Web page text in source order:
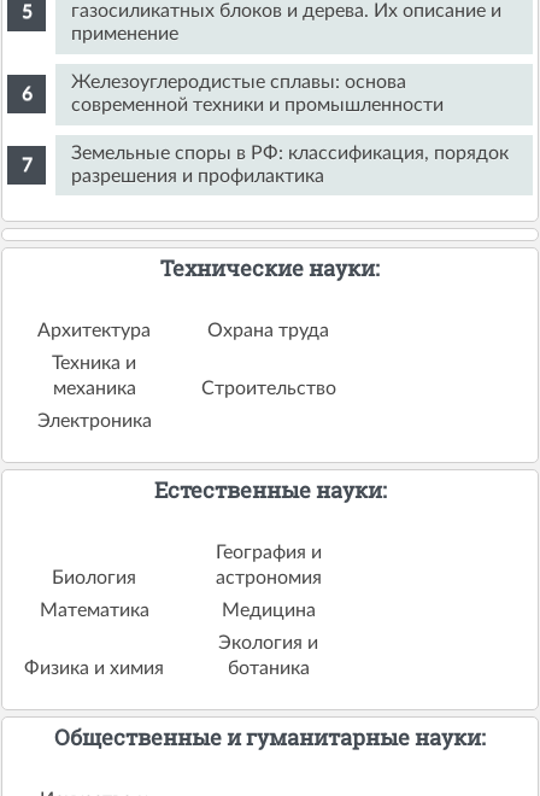
газосиликатных блоков и дерева. Их описание и
применение
Железоуглеродистые сплавы: основа
современной техники и промышленности
Земельные споры в РФ: классификация, порядок
разрешения и профилактика
Технические науки:
Архитектура
Охрана труда
Техника и
механика
Строительство
Электроника
Естественные науки:
Биология
География и
астрономия
Математика
Медицина
Физика и химия
Экология и
ботаника
Общественные и гуманитарные науки: